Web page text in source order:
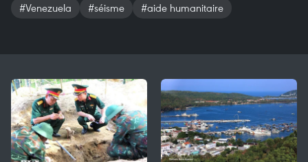
#Venezuela
#séisme #aide humanitaire